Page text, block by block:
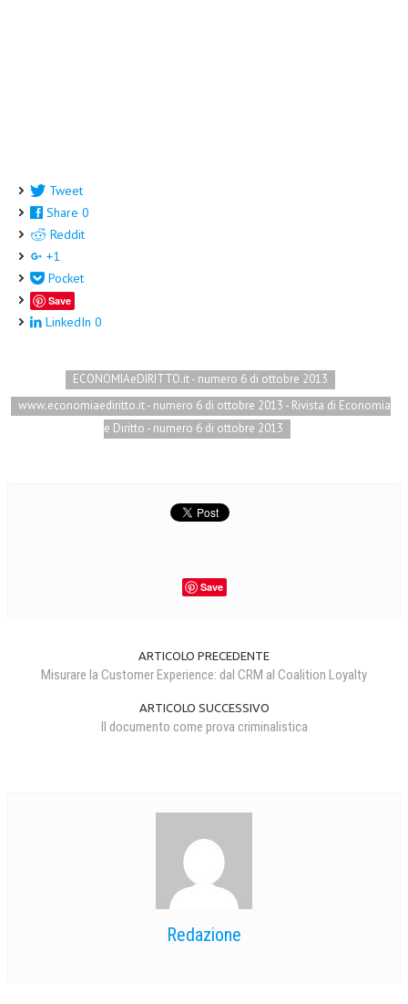
Tweet
Share 0
Reddit
+1
Pocket
Save
LinkedIn 0
ECONOMIAeDIRITTO.it - numero 6 di ottobre 2013
www.economiaediritto.it - numero 6 di ottobre 2013 - Rivista di Economia
e Diritto - numero 6 di ottobre 2013
Save
ARTICOLO PRECEDENTE
Misurare la Customer Experience: dal CRM al Coalition Loyalty
ARTICOLO SUCCESSIVO
Il documento come prova criminalistica
Redazione